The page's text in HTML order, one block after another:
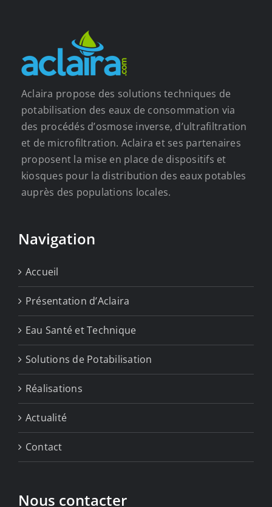
Aclaira propose des solutions techniques de
potabilisation des eaux de consommation via
des procédés d’osmose inverse, d’ultrafiltration
et de microfiltration. Aclaira et ses partenaires
proposent la mise en place de dispositifs et
kiosques pour la distribution des eaux potables
auprès des populations locales.
Navigation
Accueil
Présentation d’Aclaira
Eau Santé et Technique
Solutions de Potabilisation
Réalisations
Actualité
Contact
Nous contacter